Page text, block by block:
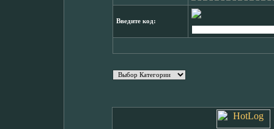
Введите код: